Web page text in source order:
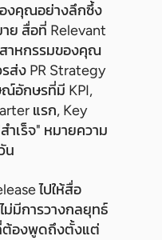
องคุณอย่างลึกซึ้ง
ย สื่อที่ Relevant
สาหกรรมของคุณ
ส่ง PR Strategy
อักษรที่มี KPI,
แรก, Key
ำเร็จ" หมายความ
น
ไปให้สื่อ
มีการวางกลยุทธ์
องพูดถึงตั้งแต่